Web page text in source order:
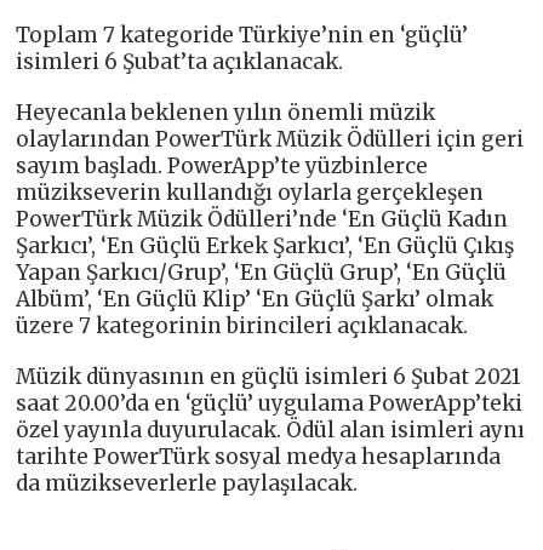
Toplam 7 kategoride Türkiye’nin en ‘güçlü’
isimleri 6 Şubat’ta açıklanacak.
Heyecanla beklenen yılın önemli müzik
olaylarından PowerTürk Müzik Ödülleri için geri
sayım başladı. PowerApp’te yüzbinlerce
müzikseverin kullandığı oylarla gerçekleşen
PowerTürk Müzik Ödülleri’nde ‘En Güçlü Kadın
Şarkıcı’, ‘En Güçlü Erkek Şarkıcı’, ‘En Güçlü Çıkış
Yapan Şarkıcı/Grup’, ‘En Güçlü Grup’, ‘En Güçlü
Albüm’, ‘En Güçlü Klip’ ‘En Güçlü Şarkı’ olmak
üzere 7 kategorinin birincileri açıklanacak.
Müzik dünyasının en güçlü isimleri 6 Şubat 2021
saat 20.00’da en ‘güçlü’ uygulama PowerApp’teki
özel yayınla duyurulacak. Ödül alan isimleri aynı
tarihte PowerTürk sosyal medya hesaplarında
da müzikseverlerle paylaşılacak.